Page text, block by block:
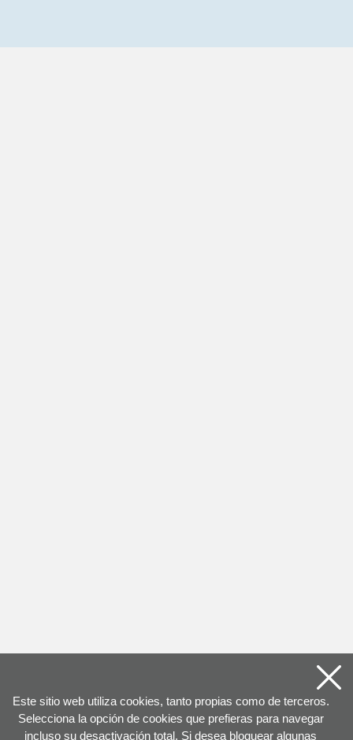
Este sitio web utiliza cookies, tanto propias como de terceros.
Selecciona la opción de cookies que prefieras para navegar
incluso su desactivación total. Si desea bloquear algunas